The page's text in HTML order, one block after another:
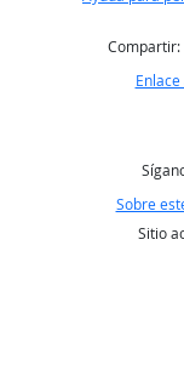
Compartir:
Sobre
Sitio